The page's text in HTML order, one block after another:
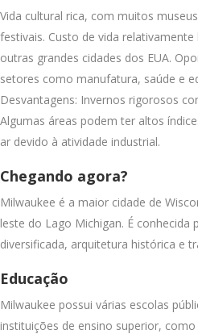
Vida cultural rica, com muitos
festivais. Custo de vida
outras grandes cidades dos EUA.
setores como manufatura, saúde e
Desvantagens: Invernos rigorosos
Algumas áreas podem ter altos
ar devido à atividade industrial.
Chegando agora?
Milwaukee é a maior cidade de
leste do Lago Michigan. É conhecida
diversificada, arquitetura histórica e
Educação
Milwaukee possui várias escolas
instituições de ensino superior,